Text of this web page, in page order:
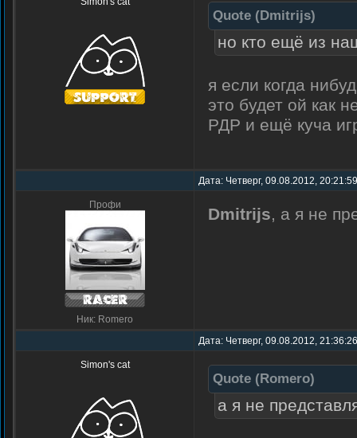
Quote (Dmitrijs)
но кто ещё из
я если когда
это будет ой как
РДР и ещё куча
Дата: Четверг, 09.08.2012,
Профи
Ник: Romero
Dmitrijs, а я не
Дата: Четверг, 09.08.2012,
Simon's cat
Quote (Romero)
а я не